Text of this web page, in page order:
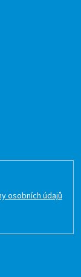
osobních údajů